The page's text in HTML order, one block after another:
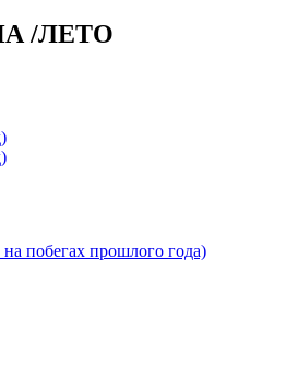
/ЛЕТО
побегах прошлого года)